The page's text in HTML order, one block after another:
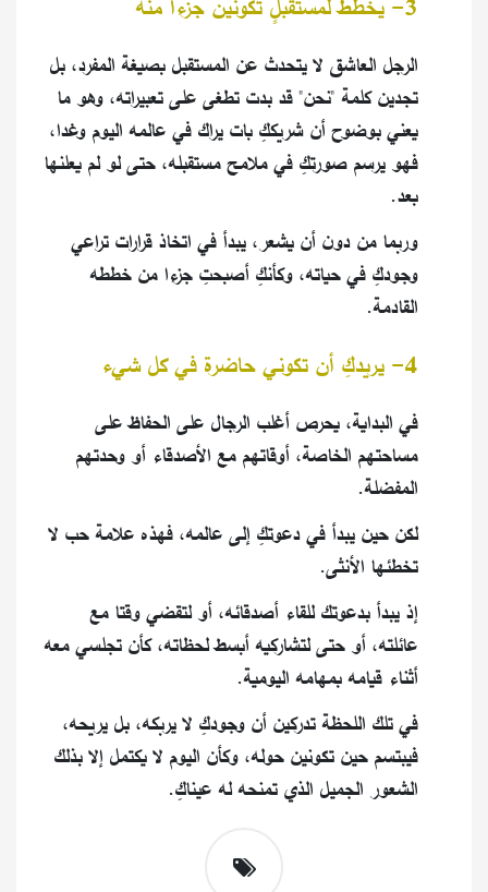
الرجل العاشق لا يتحدث عن المستقبل بصيغة المفرد، بل
تجدين كلمة "نحن" قد بدت تطغى على تعبيراته، وهو ما
يعني بوضوح أن شريككِ بات يراك في عالمه اليوم وغدا،
فهو يرسم صورتكِ في ملامح مستقبله، حتى لو لم يعلنها
بعد.
وربما من دون أن يشعر، يبدأ في اتخاذ قرارات تراعي
وجودكِ في حياته، وكأنكِ أصبحتِ جزءا من خططه
القادمة.
4- يريدكِ أن تكوني حاضرة في كل شيء
في البداية، يحرص أغلب الرجال على الحفاظ على
مساحتهم الخاصة، أوقاتهم مع الأصدقاء أو وحدتهم
المفضلة.
لكن حين يبدأ في دعوتكِ إلى عالمه، فهذه علامة حب لا
تخطئها الأنثى.
إذ يبدأ بدعوتك للقاء أصدقائه، أو لتقضي وقتا مع
عائلته، أو حتى لتشاركيه أبسط لحظاته، كأن تجلسي معه
أثناء قيامه بمهامه اليومية.
في تلك اللحظة تدركين أن وجودكِ لا يربكه، بل يريحه،
فيبتسم حين تكونين حوله، وكأن اليوم لا يكتمل إلا بذلك
الشعور الجميل الذي تمنحه له عيناكِ.